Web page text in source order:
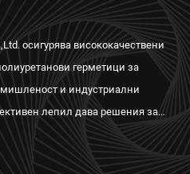
осигурява висококачествени
герметици за
и индустриални
лепил дава решения за
следпродажбено